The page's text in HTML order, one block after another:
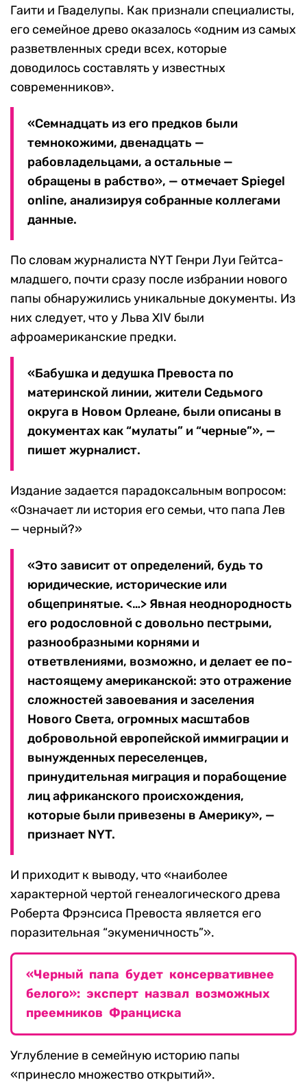
Гаити и Гваделупы. Как признали специалисты,
его семейное древо оказалось «одним из самых
разветвленных среди всех, которые
доводилось составлять у известных
современников».
«Семнадцать из его предков были
темнокожими, двенадцать —
рабовладельцами, а остальные —
обращены в рабство», — отмечает Spiegel
online, анализируя собранные коллегами
данные.
По словам журналиста NYT Генри Луи Гейтса-
младшего, почти сразу после избрании нового
папы обнаружились уникальные документы. Из
них следует, что у Льва XIV были
афроамериканские предки.
«Бабушка и дедушка Превоста по
материнской линии, жители Седьмого
округа в Новом Орлеане, были описаны в
документах как “мулаты” и “черные”», —
пишет журналист.
Издание задается парадоксальным вопросом:
«Означает ли история его семьи, что папа Лев
— черный?»
«Это зависит от определений, будь то
юридические, исторические или
общепринятые. <…> Явная неоднородность
его родословной с довольно пестрыми,
разнообразными корнями и
ответвлениями, возможно, и делает ее по-
настоящему американской: это отражение
сложностей завоевания и заселения
Нового Света, огромных масштабов
добровольной европейской иммиграции и
вынужденных переселенцев,
принудительная миграция и порабощение
лиц африканского происхождения,
которые были привезены в Америку», —
признает NYT.
И приходит к выводу, что «наиболее
характерной чертой генеалогического древа
Роберта Фрэнсиса Превоста является его
поразительная “экуменичность”».
«Черный папа будет консервативнее
белого»: эксперт назвал возможных
преемников Франциска
Углубление в семейную историю папы
«принесло множество открытий».